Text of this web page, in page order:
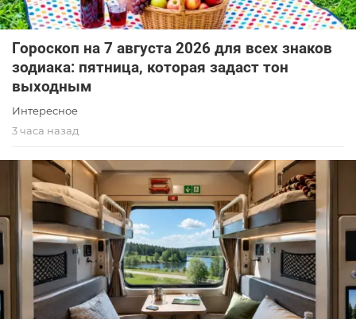
Гороскоп на 7 августа 2026 для всех знаков
зодиака: пятница, которая задаст тон
выходным
Интересное
3 часа назад